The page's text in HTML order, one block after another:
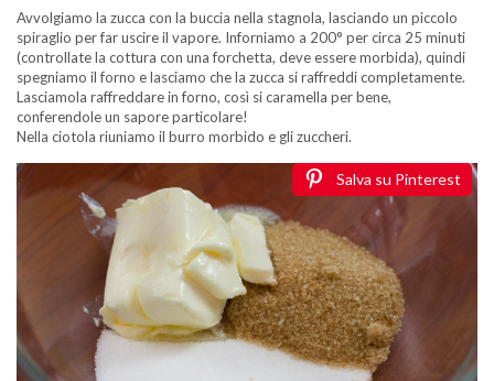
Avvolgiamo la zucca con la buccia nella stagnola, lasciando un piccolo
spiraglio per far uscire il vapore. Inforniamo a 200° per circa 25 minuti
(controllate la cottura con una forchetta, deve essere morbida), quindi
spegniamo il forno e lasciamo che la zucca si raffreddi completamente.
Lasciamola raffreddare in forno, così si caramella per bene,
conferendole un sapore particolare!
Nella ciotola riuniamo il burro morbido e gli zuccheri.
Salva su Pinterest